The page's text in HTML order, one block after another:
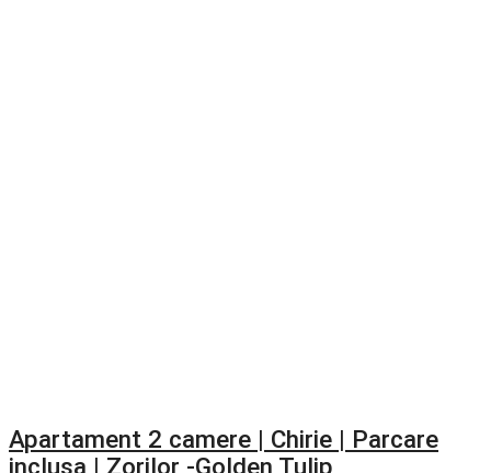
Apartament 2 camere | Chirie | Parcare
inclusa | Zorilor -Golden Tulip